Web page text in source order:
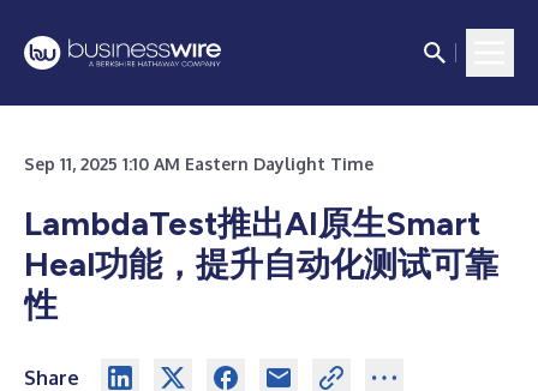
Sep 11, 2025 1:10 AM Eastern Daylight Time
LambdaTest推出AI原生Smart
Heal功能，提升自动化测试可靠
性
Share